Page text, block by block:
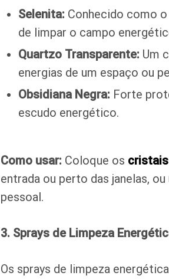
Selenita: Conhecido como
de limpar o campo
Quartzo Transparente: Um
energias de um espaço ou
Obsidiana Negra: Forte
escudo energético.
Como usar: Coloque os cristais
entrada ou perto das janelas,
pessoal.
3. Sprays de Limpeza
Os sprays de limpeza